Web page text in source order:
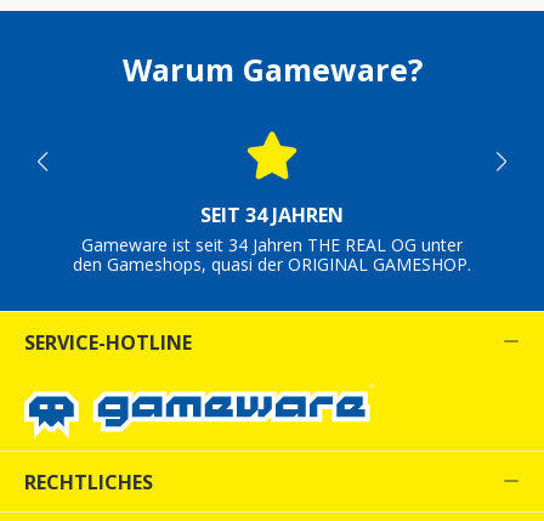
Warum Gameware?
SEIT 34 JAHREN
Gameware ist seit 34 Jahren THE REAL OG unter
den Gameshops, quasi der ORIGINAL GAMESHOP.
SERVICE-HOTLINE
RECHTLICHES